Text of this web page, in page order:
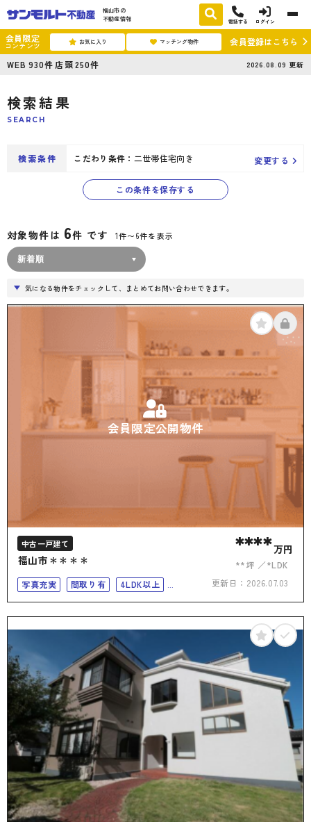
福山市の
不動産情報
電話する ログイン
会員限定
コンテンツ お気に入り マッチング物件
会員登録はこちら
WEB 930件 店頭250件 2026.08.09 更新
検索結果
SEARCH
検索条件 こだわり条件： 二世帯住宅向き 変更する
この条件を保存する
対象物件は 6件 です 1件〜6件を表示
気になる物件をチェックして、まとめてお問い合わせできます。
会員限定公開物件
中古一戸建て
福山市＊＊＊＊
****万円
**坪
*LDK
写真充実
間取り有
4LDK以上
更新日： 2026.07.03